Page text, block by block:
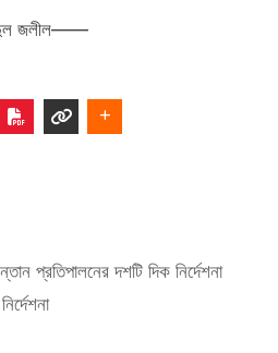
জলীল——
প্রতিপালনের দশটি দিক নির্দেশনা